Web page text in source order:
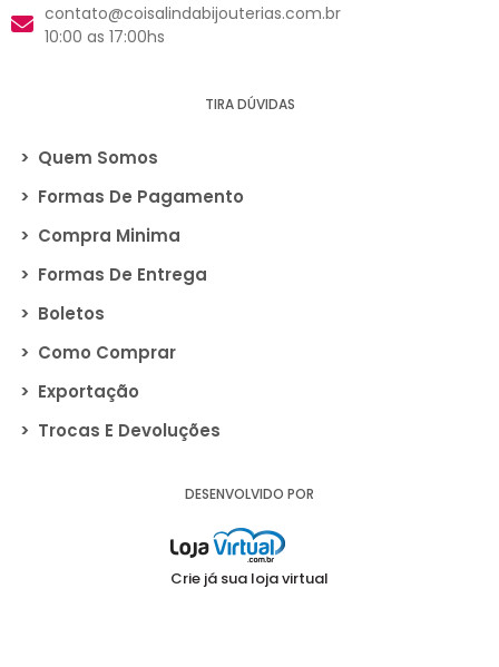
contato@coisalindabijouterias.com.br
10:00 as 17:00hs
TIRA DÚVIDAS
> Quem Somos
> Formas De Pagamento
> Compra Minima
> Formas De Entrega
> Boletos
> Como Comprar
> Exportação
> Trocas E Devoluções
DESENVOLVIDO POR
Crie já sua loja virtual